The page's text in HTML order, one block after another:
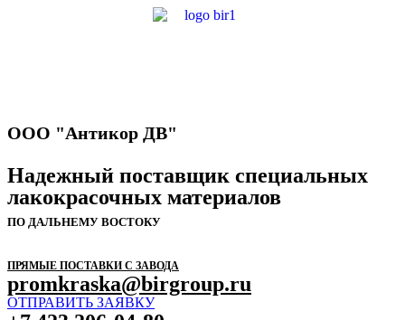
ООО "Антикор ДВ"
Надежный поставщик специальных
лакокрасочных материалов
ПО ДАЛЬНЕМУ ВОСТОКУ
ПРЯМЫЕ ПОСТАВКИ С ЗАВОДА
promkraska@birgroup.ru
ОТПРАВИТЬ ЗАЯВКУ